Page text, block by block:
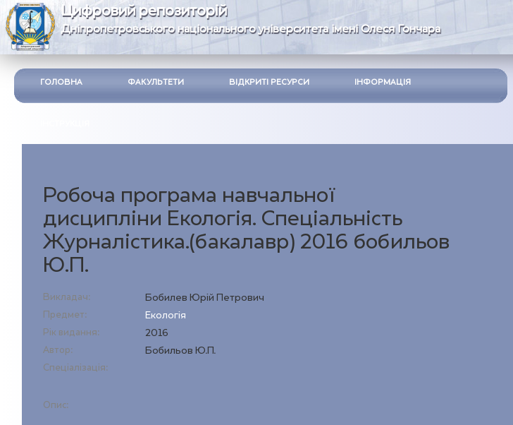
Цифровий репозиторій
Дніпропетровського національного університета імені Олеся Гончара
ГОЛОВНА ФАКУЛЬТЕТИ ВІДКРИТІ РЕСУРСИ ІНФОРМАЦІЯ
Робоча програма навчальної
дисципліни Екологія. Спеціальність
Журналістика.(бакалавр) 2016 бобильов
Ю.П.
Викладач: Бобилев Юрій Петрович
Предмет: Екологія
Рік видання: 2016
Автор: Бобильов Ю.П.
Спеціалізація:
Опис: